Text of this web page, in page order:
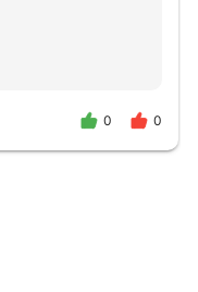
0 0